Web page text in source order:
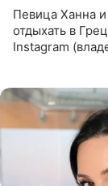
Певица Ханна
отдыхать в
Instagram